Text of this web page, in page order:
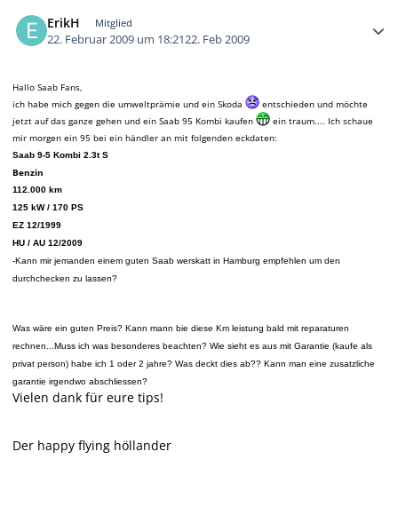
ErikH Mitglied
22. Februar 2009 um 18:2122. Feb 2009
Hallo Saab Fans,
ich habe mich gegen die umweltprämie und ein Skoda
entschieden und möchte
jetzt auf das ganze gehen und ein Saab 95 Kombi kaufen
ein traum.... Ich schaue
mir morgen ein 95 bei ein händler an mit folgenden eckdaten:
Saab 9-5 Kombi 2.3t S
Benzin
112.000 km
125 kW / 170 PS
EZ 12/1999
HU / AU 12/2009
-Kann mir jemanden einem guten Saab werskatt in Hamburg empfehlen um den
durchchecken zu lassen?
Was wäre ein guten Preis? Kann mann bie diese Km leistung bald mit reparaturen
rechnen...Muss ich was besonderes beachten? Wie sieht es aus mit Garantie (kaufe als
privat person) habe ich 1 oder 2 jahre? Was deckt dies ab?? Kann man eine zusatzliche
garantie irgendwo abschliessen?
Vielen dank für eure tips!
Der happy flying höllander